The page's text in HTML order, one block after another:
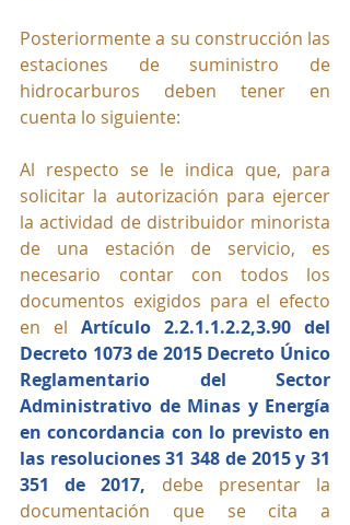
Posteriormente a su construcción las
estaciones de suministro de
hidrocarburos deben tener en
cuenta lo siguiente:
Al respecto se le indica que, para
solicitar la autorización para ejercer
la actividad de distribuidor minorista
de una estación de servicio, es
necesario contar con todos los
documentos exigidos para el efecto
en el Artículo 2.2.1.1.2.2,3.90 del
Decreto 1073 de 2015 Decreto Único
Reglamentario del Sector
Administrativo de Minas y Energía
en concordancia con lo previsto en
las resoluciones 31 348 de 2015 y 31
351 de 2017, debe presentar la
documentación que se cita a